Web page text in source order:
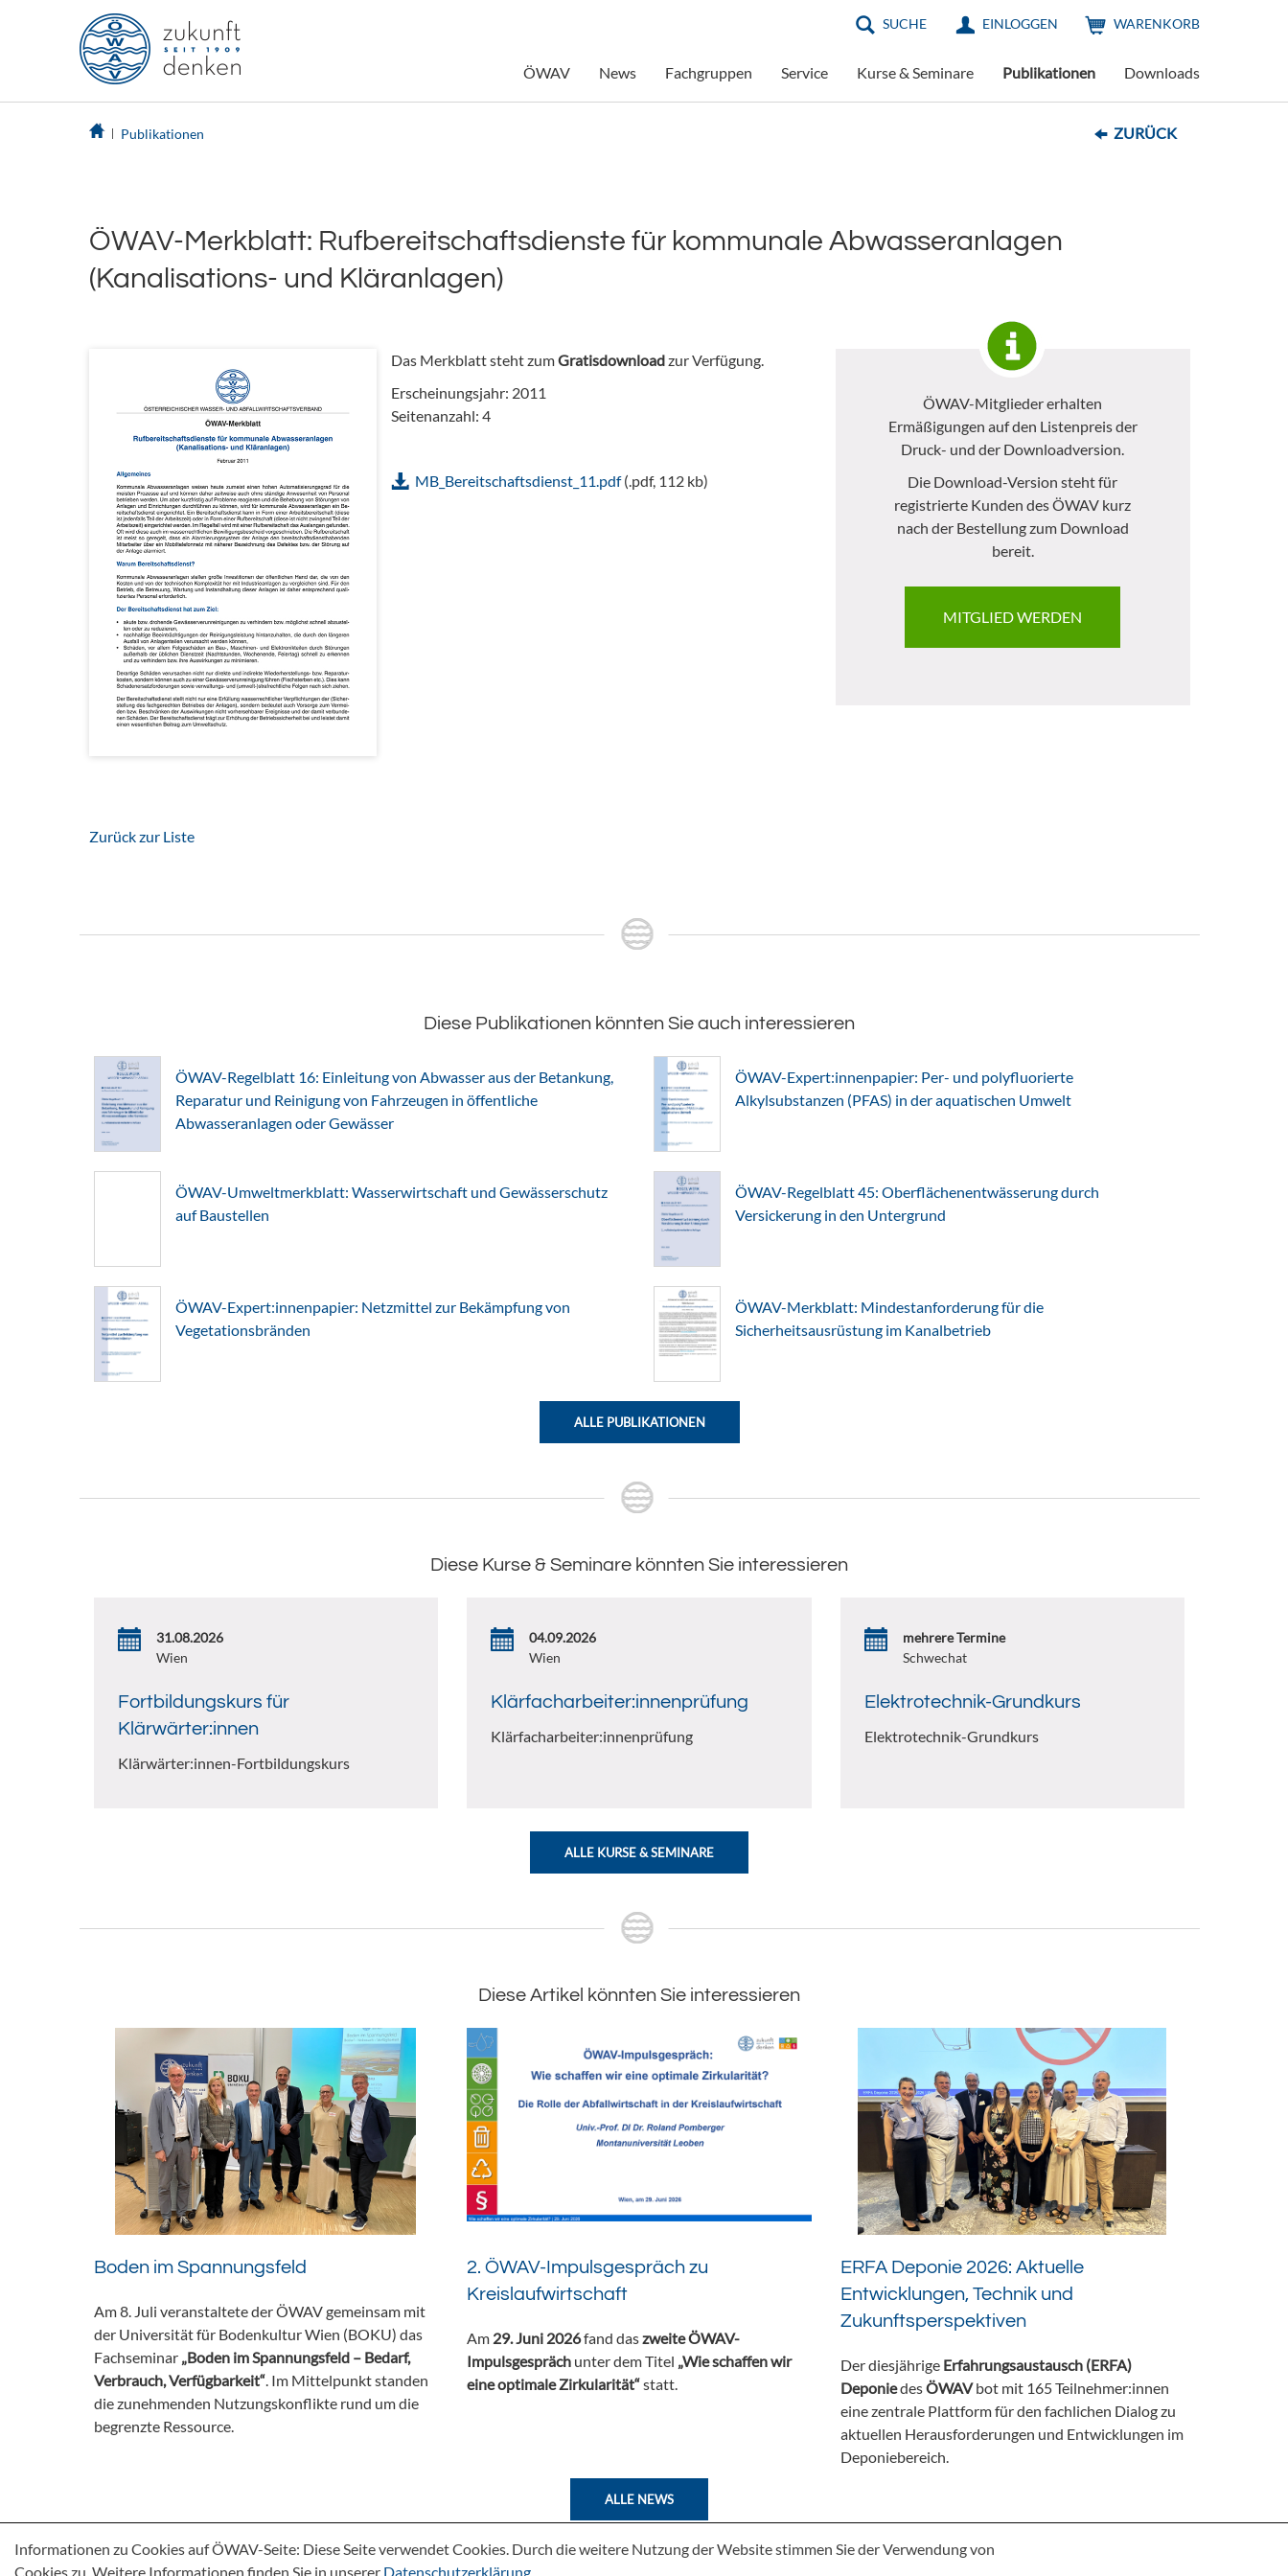
SUCHE EINLOGGEN WARENKORB
ÖWAV News Fachgruppen Service Kurse & Seminare Publikationen Downloads
Publikationen ZURÜCK
ÖWAV-Merkblatt: Rufbereitschaftsdienste für kommunale Abwasseranlagen
(Kanalisations- und Kläranlagen)
Das Merkblatt steht zumGratisdownloadzur Verfügung.
Erscheinungsjahr: 2011
Seitenanzahl: 4
MB_Bereitschaftsdienst_11.pdf(.pdf, 112 kb)
ÖWAV-Mitglieder erhalten
Ermäßigungen auf den Listenpreis der
Druck- und der Downloadversion.
Die Download-Version steht für
registrierte Kunden des ÖWAV kurz
nach der Bestellung zum Download
bereit.
MITGLIED WERDEN
Zurück zur Liste
Diese Publikationen könnten Sie auch interessieren
ÖWAV-Regelblatt 16: Einleitung von Abwasser aus der Betankung,
Reparatur und Reinigung von Fahrzeugen in öffentliche
Abwasseranlagen oder Gewässer
ÖWAV-Expert:innenpapier: Per- und polyfluorierte
Alkylsubstanzen (PFAS) in der aquatischen Umwelt
ÖWAV-Umweltmerkblatt: Wasserwirtschaft und Gewässerschutz
auf Baustellen
ÖWAV-Regelblatt 45: Oberflächenentwässerung durch
Versickerung in den Untergrund
ÖWAV-Expert:innenpapier: Netzmittel zur Bekämpfung von
Vegetationsbränden
ÖWAV-Merkblatt: Mindestanforderung für die
Sicherheitsausrüstung im Kanalbetrieb
ALLE PUBLIKATIONEN
Diese Kurse & Seminare könnten Sie interessieren
31.08.2026
Wien
Fortbildungskurs für
Klärwärter:innen
Klärwärter:innen-Fortbildungskurs
04.09.2026
Wien
Klärfacharbeiter:innenprüfung
Klärfacharbeiter:innenprüfung
mehrere Termine
Schwechat
Elektrotechnik-Grundkurs
Elektrotechnik-Grundkurs
ALLE KURSE & SEMINARE
Diese Artikel könnten Sie interessieren
Boden im Spannungsfeld
Am 8. Juli veranstaltete der ÖWAV gemeinsam mit
der Universität für Bodenkultur Wien (BOKU) das
Fachseminar „Boden im Spannungsfeld – Bedarf,
Verbrauch, Verfügbarkeit“. Im Mittelpunkt standen
die zunehmenden Nutzungskonflikte rund um die
begrenzte Ressource.
2. ÖWAV-Impulsgespräch zu
Kreislaufwirtschaft
Am 29. Juni 2026fand daszweite ÖWAV-
Impulsgespräch unter dem Titel „Wie schaffen wir
eine optimale Zirkularität“statt.
ERFA Deponie 2026: Aktuelle
Entwicklungen, Technik und
Zukunftsperspektiven
Der diesjährige Erfahrungsaustausch (ERFA)
DeponiedesÖWAVbot mit 165 Teilnehmer:innen
eine zentrale Plattform für den fachlichen Dialog zu
aktuellen Herausforderungen und Entwicklungen im
Deponiebereich.
ALLE NEWS
Informationen zu Cookies auf ÖWAV-Seite: Diese Seite verwendet Cookies. Durch die weitere Nutzung der Website stimmen Sie der Verwendung von
Cookies zu. Weitere Informationen finden Sie in unserer Datenschutzerklärung